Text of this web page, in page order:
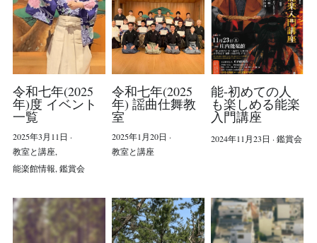
令和七年(2025
年)度 イベント
一覧
2025年3月11日 ·
教室と講座,
能楽館情報, 鑑賞会
令和七年(2025
年) 謡曲仕舞教
室
2025年1月20日 ·
教室と講座
能-初めての人
も楽しめる能楽
入門講座
2024年11月23日 · 鑑賞会